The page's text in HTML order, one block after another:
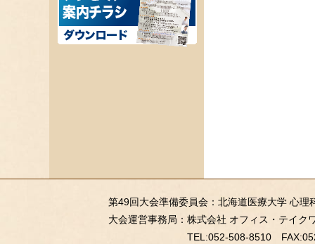
第49回大会準備委員会：北海道医療大学 心
大会運営事務局： 株式会社 オフィス・テイ
TEL:052-508-8510